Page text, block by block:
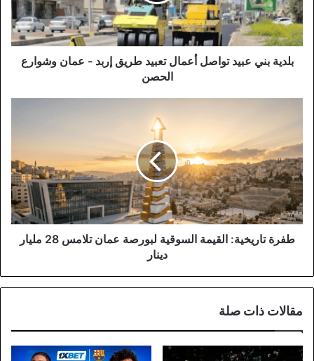
طريق
إربد
-
عمان
بلدية بني عبيد تواصل أعمال تعبيد طريق إربد - عمان وشوارع
الحصن
السوقية
لبورصة
عمان
تلامس
28
مليار
دينار
طفرة تاريخية: القيمة السوقية لبورصة عمان تلامس 28 مليار
دينار
مقالات ذات صلة